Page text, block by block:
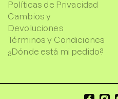
Políticas de Privacidad
Cambios y
Devoluciones
Términos y Condiciones
¿Dónde está mi pedido?